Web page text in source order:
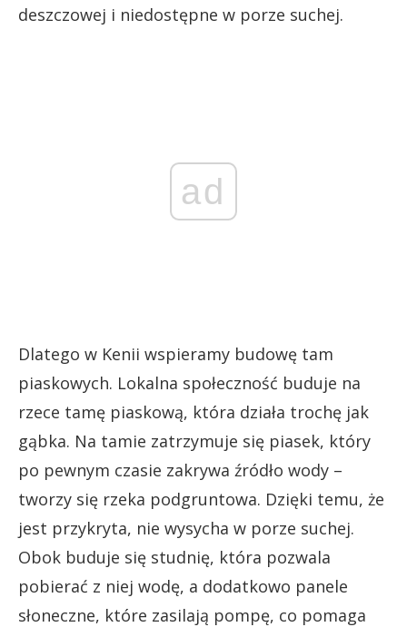
deszczowej i niedostępne w porze suchej.
ad
Dlatego w Kenii wspieramy budowę tam
piaskowych. Lokalna społeczność buduje na
rzece tamę piaskową, która działa trochę jak
gąbka. Na tamie zatrzymuje się piasek, który
po pewnym czasie zakrywa źródło wody –
tworzy się rzeka podgruntowa. Dzięki temu, że
jest przykryta, nie wysycha w porze suchej.
Obok buduje się studnię, która pozwala
pobierać z niej wodę, a dodatkowo panele
słoneczne, które zasilają pompę, co pomaga